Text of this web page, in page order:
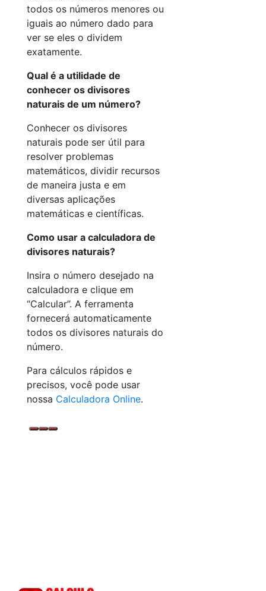
todos os números menores ou
iguais ao número dado para
ver se eles o dividem
exatamente.
Qual é a utilidade de
conhecer os divisores
naturais de um número?
Conhecer os divisores
naturais pode ser útil para
resolver problemas
matemáticos, dividir recursos
de maneira justa e em
diversas aplicações
matemáticas e científicas.
Como usar a calculadora de
divisores naturais?
Insira o número desejado na
calculadora e clique em
“Calcular”. A ferramenta
fornecerá automaticamente
todos os divisores naturais do
número.
Para cálculos rápidos e
precisos, você pode usar
nossa Calculadora Online.